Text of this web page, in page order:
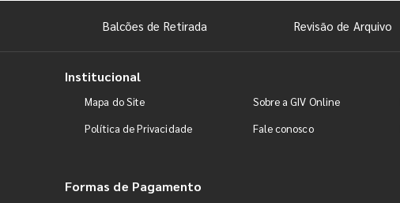
Balcões de Retirada Revisão de Arquivo
Institucional
Mapa do Site Sobre a GIV Online
Política de Privacidade
Fale conosco
Formas de Pagamento